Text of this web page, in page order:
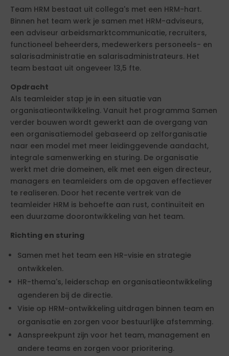
Team HRM bestaat uit collega's met een HRM-hart.
Binnen het team werk je samen met HRM-adviseurs,
een adviseur arbeidsmarktcommunicatie, recruiters,
functioneel beheerders, medewerkers personeels- en
salarisadministratie en salarisadministrateurs. Het
team bestaat uit ongeveer 13,5 fte.
Opdracht
Als teamleider stap je in een situatie van
organisatieontwikkeling. Vanuit het programma Samen
verder bouwen wordt gewerkt aan de overgang van
een organisatiemodel gebaseerd op zelforganisatie
naar een model met meer leidinggevende aandacht,
integrale samenwerking en sturing. De organisatie
werkt met drie domeinen, elk met een eigen directeur,
managers en teamleiders om de opgaven effectiever
te realiseren. Door het recente vertrek van de
teamleider HRM is behoefte aan rust, continuïteit en
een duurzame doorontwikkeling van het team.
Richting en sturing
Samen met het team een HR-visie en strategie
ontwikkelen.
HR-thema's, leiderschap en organisatieontwikkeling
agenderen bij de directie.
Visie op HRM-ontwikkeling uitdragen binnen team en
organisatie en zorgen voor bestuurlijke afstemming.
Aanspreekpunt zijn voor het team, management en
andere teams en zorgen voor prioritering.